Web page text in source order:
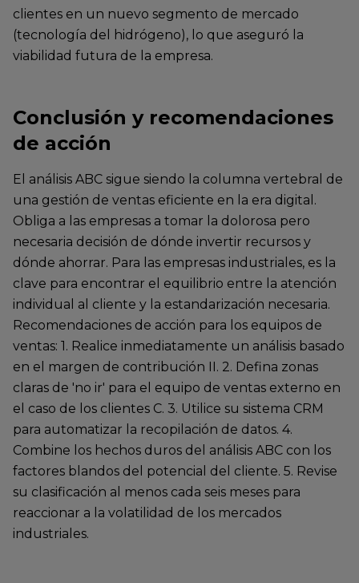
clientes en un nuevo segmento de mercado
(tecnología del hidrógeno), lo que aseguró la
viabilidad futura de la empresa.
Conclusión y recomendaciones
de acción
El análisis ABC sigue siendo la columna vertebral de
una gestión de ventas eficiente en la era digital.
Obliga a las empresas a tomar la dolorosa pero
necesaria decisión de dónde invertir recursos y
dónde ahorrar. Para las empresas industriales, es la
clave para encontrar el equilibrio entre la atención
individual al cliente y la estandarización necesaria.
Recomendaciones de acción para los equipos de
ventas: 1. Realice inmediatamente un análisis basado
en el margen de contribución II. 2. Defina zonas
claras de 'no ir' para el equipo de ventas externo en
el caso de los clientes C. 3. Utilice su sistema CRM
para automatizar la recopilación de datos. 4.
Combine los hechos duros del análisis ABC con los
factores blandos del potencial del cliente. 5. Revise
su clasificación al menos cada seis meses para
reaccionar a la volatilidad de los mercados
industriales.